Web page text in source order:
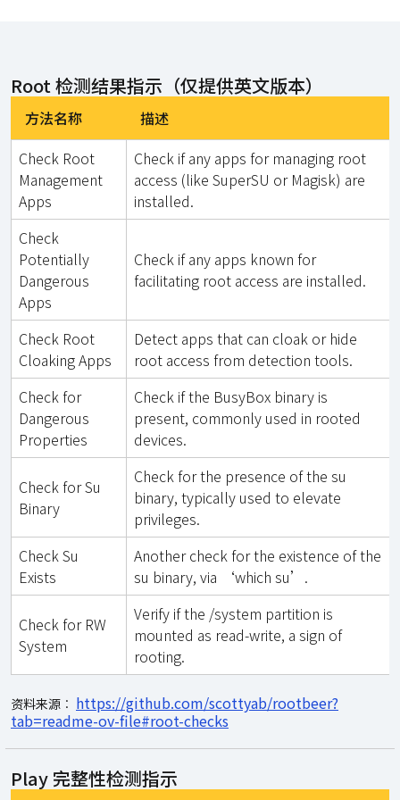
Root 检测结果指示（仅提供英文版本）
方法名称
描述
Check Root
Management
Apps
Check if any apps for managing root
access (like SuperSU or Magisk) are
installed.
Check
Potentially
Dangerous
Apps
Check if any apps known for
facilitating root access are installed.
Check Root
Cloaking Apps
Detect apps that can cloak or hide
root access from detection tools.
Check for
Dangerous
Properties
Check if the BusyBox binary is
present, commonly used in rooted
devices.
Check for Su
Binary
Check for the presence of the su
binary, typically used to elevate
privileges.
Check Su
Exists
Another check for the existence of the
su binary, via ‘which su’.
Check for RW
System
Verify if the /system partition is
mounted as read-write, a sign of
rooting.
资料来源︰ https://github.com/scottyab/rootbeer?
tab=readme-ov-file#root-checks
Play 完整性检测指示